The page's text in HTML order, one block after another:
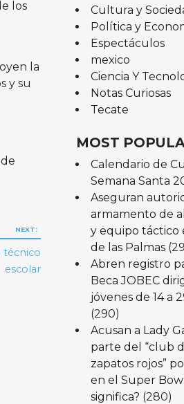
los
la
y su
NEXT:
técnico
escolar
Cultura y
Política y
Espectáculos
mexico
Ciencia Y
Notas Curiosas
Tecate
MOST
Calendario de
Semana Santa
Aseguran
armamento de
y equipo táctico
de las Palmas
Abren registro
Beca JOBEC
jóvenes de 14 a
(290)
Acusan a Lady
parte del “club
zapatos rojos”
en el Super
significa? (280)